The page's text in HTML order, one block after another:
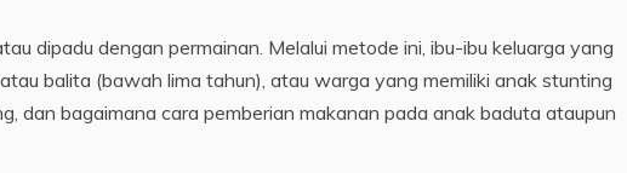
dipadu dengan permainan. Melalui metode ini, ibu-ibu keluarga yang
balita (bawah lima tahun), atau warga yang memiliki anak stunting
dan bagaimana cara pemberian makanan pada anak baduta ataupun